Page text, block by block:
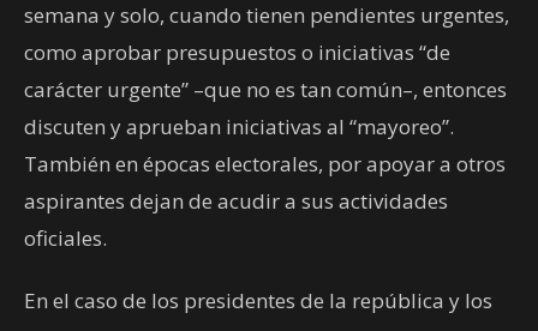
semana y solo, cuando tienen pendientes urgentes,
como aprobar presupuestos o iniciativas “de
carácter urgente” –que no es tan común–, entonces
discuten y aprueban iniciativas al “mayoreo”.
También en épocas electorales, por apoyar a otros
aspirantes dejan de acudir a sus actividades
oficiales.
En el caso de los presidentes de la república y los